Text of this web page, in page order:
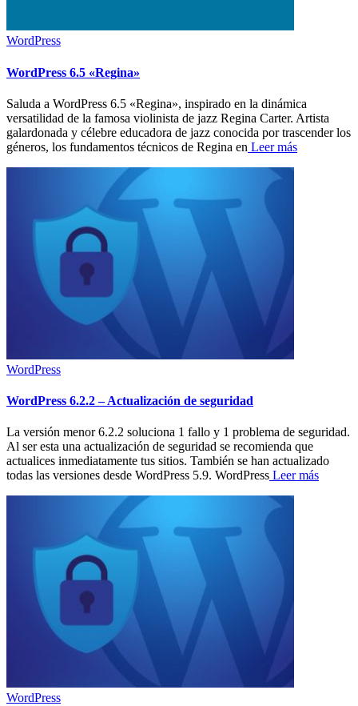
WordPress
WordPress 6.5 «Regina»
Saluda a WordPress 6.5 «Regina», inspirado en la dinámica
versatilidad de la famosa violinista de jazz Regina Carter. Artista
galardonada y célebre educadora de jazz conocida por trascender los
géneros, los fundamentos técnicos de Regina en Leer más
WordPress
WordPress 6.2.2 – Actualización de seguridad
La versión menor 6.2.2 soluciona 1 fallo y 1 problema de seguridad.
Al ser esta una actualización de seguridad se recomienda que
actualices inmediatamente tus sitios. También se han actualizado
todas las versiones desde WordPress 5.9. WordPress Leer más
WordPress